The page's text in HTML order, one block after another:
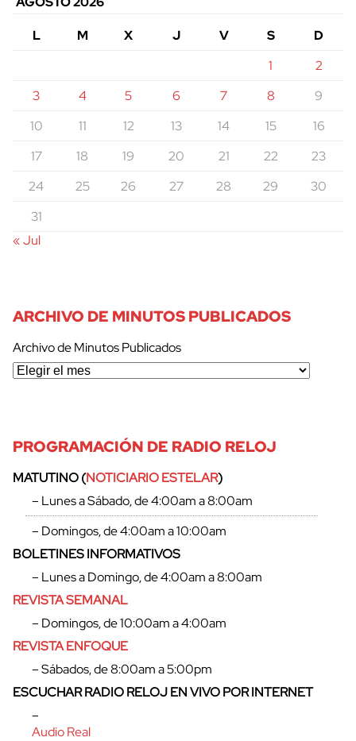
L
M X J V S
D
1
2
3
4 5 6 7 8
9
10
11 12 13 14 15
16
17
18 19 20 21 22
23
24
25 26 27 28 29
30
31
« Jul
ARCHIVO DE MINUTOS PUBLICADOS
Archivo de Minutos Publicados
PROGRAMACIÓN DE RADIO RELOJ
MATUTINO (NOTICIARIO ESTELAR)
– Lunes a Sábado, de 4:00am a 8:00am
– Domingos, de 4:00am a 10:00am
BOLETINES INFORMATIVOS
– Lunes a Domingo, de 4:00am a 8:00am
REVISTA SEMANAL
– Domingos, de 10:00am a 4:00am
REVISTA ENFOQUE
– Sábados, de 8:00am a 5:00pm
ESCUCHAR RADIO RELOJ EN VIVO POR INTERNET
–
Audio Real